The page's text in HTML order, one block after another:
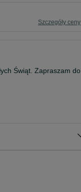
Szczegóły ceny
Świąt. Zapraszam do